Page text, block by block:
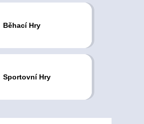
Běhací Hry
Sportovní Hry